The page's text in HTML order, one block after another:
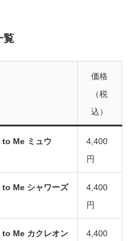
覧
価格
（税
込）
Me ミュウ
4,400
円
Me シャワーズ
4,400
円
Me カクレオン
4,400